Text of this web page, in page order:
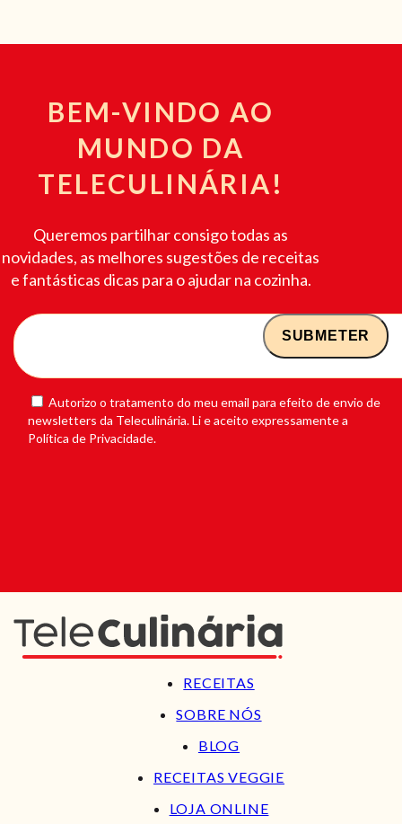
BEM-VINDO AO
MUNDO DA
TELECULINÁRIA!
Queremos partilhar consigo todas as
novidades, as melhores sugestões de receitas
e fantásticas dicas para o ajudar na cozinha.
Autorizo o tratamento do meu email para efeito de envio de
newsletters da Teleculinária. Li e aceito expressamente a
Política de Privacidade.
RECEITAS
SOBRE NÓS
BLOG
RECEITAS VEGGIE
LOJA ONLINE